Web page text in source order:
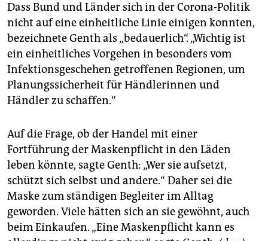
Dass Bund und Länder sich in der Corona-Politik
nicht auf eine einheitliche Linie einigen konnten,
bezeichnete Genth als „bedauerlich“. „Wichtig ist
ein einheitliches Vorgehen in besonders vom
Infektionsgeschehen getroffenen Regionen, um
Planungssicherheit für Händlerinnen und
Händler zu schaffen.“
Auf die Frage, ob der Handel mit einer
Fortführung der Maskenpflicht in den Läden
leben könnte, sagte Genth: „Wer sie aufsetzt,
schützt sich selbst und andere.“ Daher sei die
Maske zum ständigen Begleiter im Alltag
geworden. Viele hätten sich an sie gewöhnt, auch
beim Einkaufen. „Eine Maskenpflicht kann es